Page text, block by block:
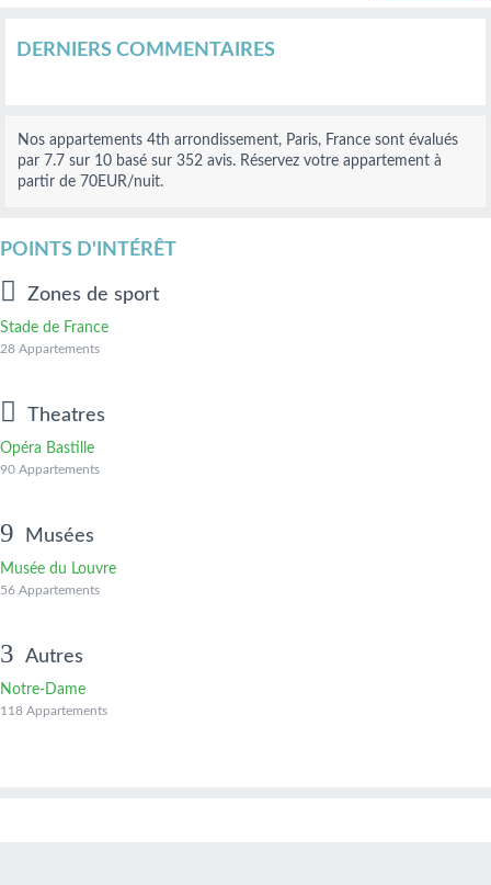
DERNIERS COMMENTAIRES
Nos appartements 4th arrondissement, Paris, France sont évalués
par 7.7 sur 10 basé sur 352 avis. Réservez votre appartement à
partir de 70EUR/nuit.
POINTS D'INTÉRÊT
Zones de sport
Stade de France
28 Appartements
Theatres
Opéra Bastille
90 Appartements
Musées
Musée du Louvre
56 Appartements
Autres
Notre-Dame
118 Appartements